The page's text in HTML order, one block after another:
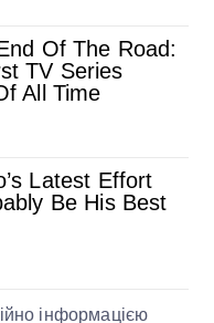
інформацією